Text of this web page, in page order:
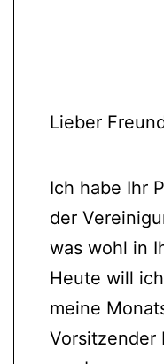
Lieber
Ich habe Ihr
der
was wohl in
Heute will
meine
Vorsitzender